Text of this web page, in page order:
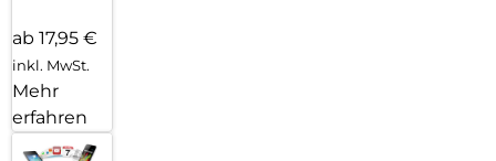
ab 17,95 €
inkl. MwSt.
Mehr
erfahren